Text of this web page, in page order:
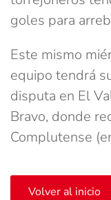
goles para
Este mismo
equipo tendrá
disputa en El
Bravo, donde
Complutense
Volver al inicio